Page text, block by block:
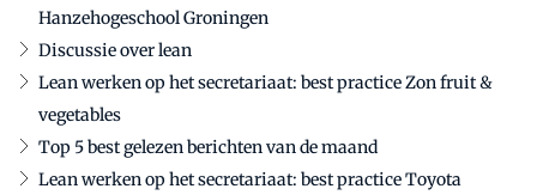
Hanzehogeschool Groningen
Discussie over lean
Lean werken op het secretariaat: best practice Zon fruit &
vegetables
Top 5 best gelezen berichten van de maand
Lean werken op het secretariaat: best practice Toyota